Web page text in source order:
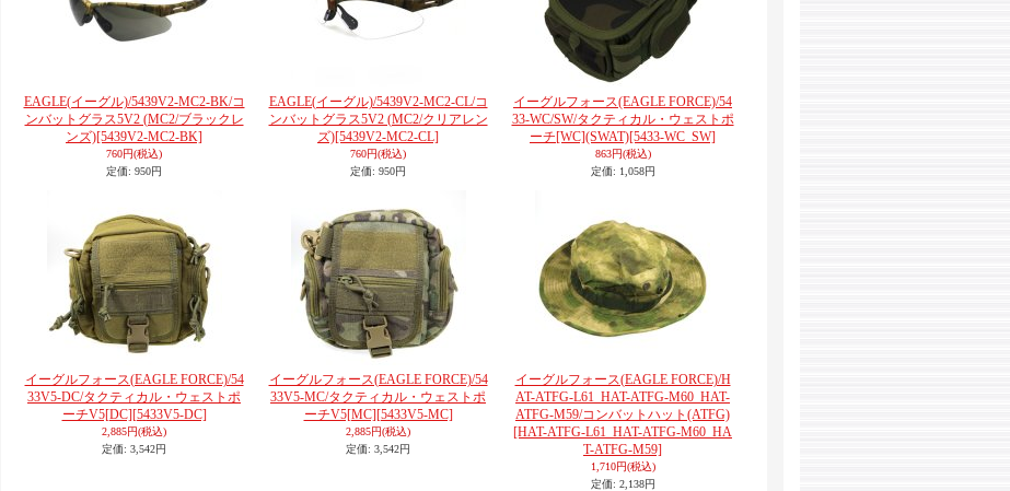
EAGLE(イーグル)/5439V2-MC2-BK/コ
ンバットグラス5V2 (MC2/ブラックレ
ンズ)[5439V2-MC2-BK]
760円(税込)
定価: 950円
EAGLE(イーグル)/5439V2-MC2-CL/コ
ンバットグラス5V2 (MC2/クリアレン
ズ)[5439V2-MC2-CL]
760円(税込)
定価: 950円
イーグルフォース(EAGLE FORCE)/54
33-WC/SW/タクティカル・ウェストポ
ーチ[WC](SWAT)[5433-WC_SW]
863円(税込)
定価: 1,058円
イーグルフォース(EAGLE FORCE)/54
33V5-DC/タクティカル・ウェストポ
ーチV5[DC][5433V5-DC]
2,885円(税込)
定価: 3,542円
イーグルフォース(EAGLE FORCE)/54
33V5-MC/タクティカル・ウェストポ
ーチV5[MC][5433V5-MC]
2,885円(税込)
定価: 3,542円
イーグルフォース(EAGLE FORCE)/H
AT-ATFG-L61_HAT-ATFG-M60_HAT-
ATFG-M59/コンバットハット(ATFG)
[HAT-ATFG-L61_HAT-ATFG-M60_HA
T-ATFG-M59]
1,710円(税込)
定価: 2,138円